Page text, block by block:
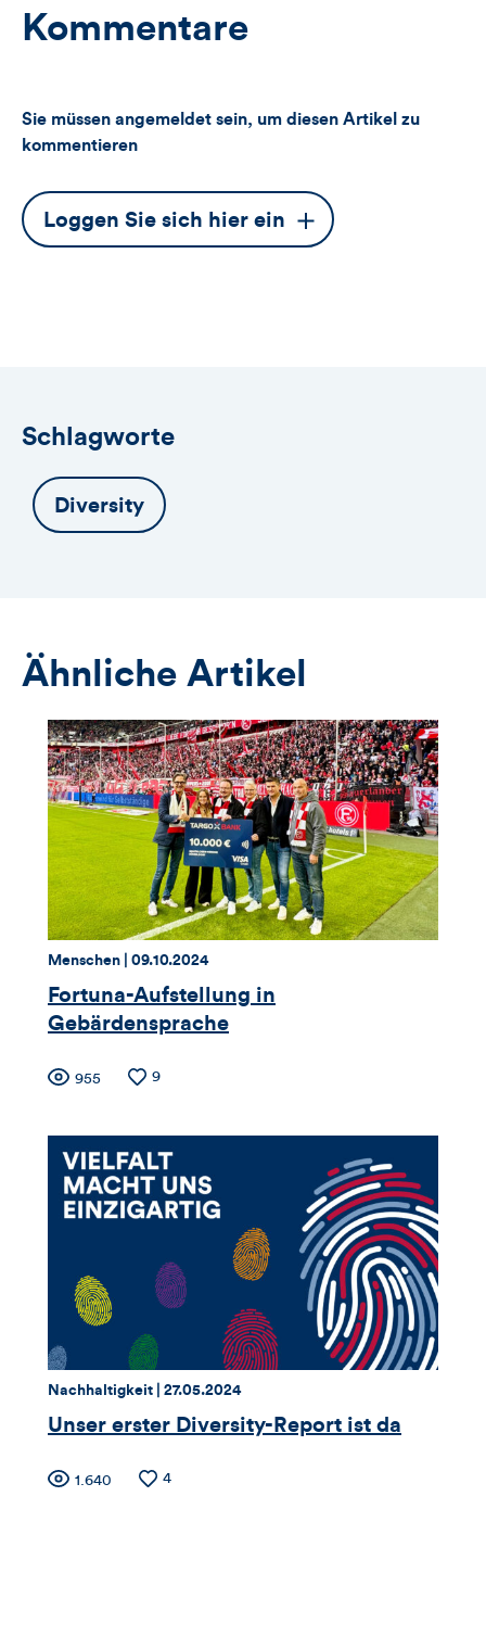
Kommentare
Sie müssen angemeldet sein, um diesen Artikel zu
kommentieren
Dieser
Button
Loggen Sie sich hier ein
Schlagworte
Diversity
Ähnliche Artikel
Thema:
Menschen | Datum:
09.10.2024
Fortuna-Aufstellung in
Gebärdensprache
Zähler
für
Views,
Likes
und
Kommentare
dieses
Artikels
Anzahl
955
Anzahl
9
Thema:
Nachhaltigkeit | Datum:
27.05.2024
Unser erster Diversity-Report ist da
Zähler
Anzahl
1.640
Anzahl
4